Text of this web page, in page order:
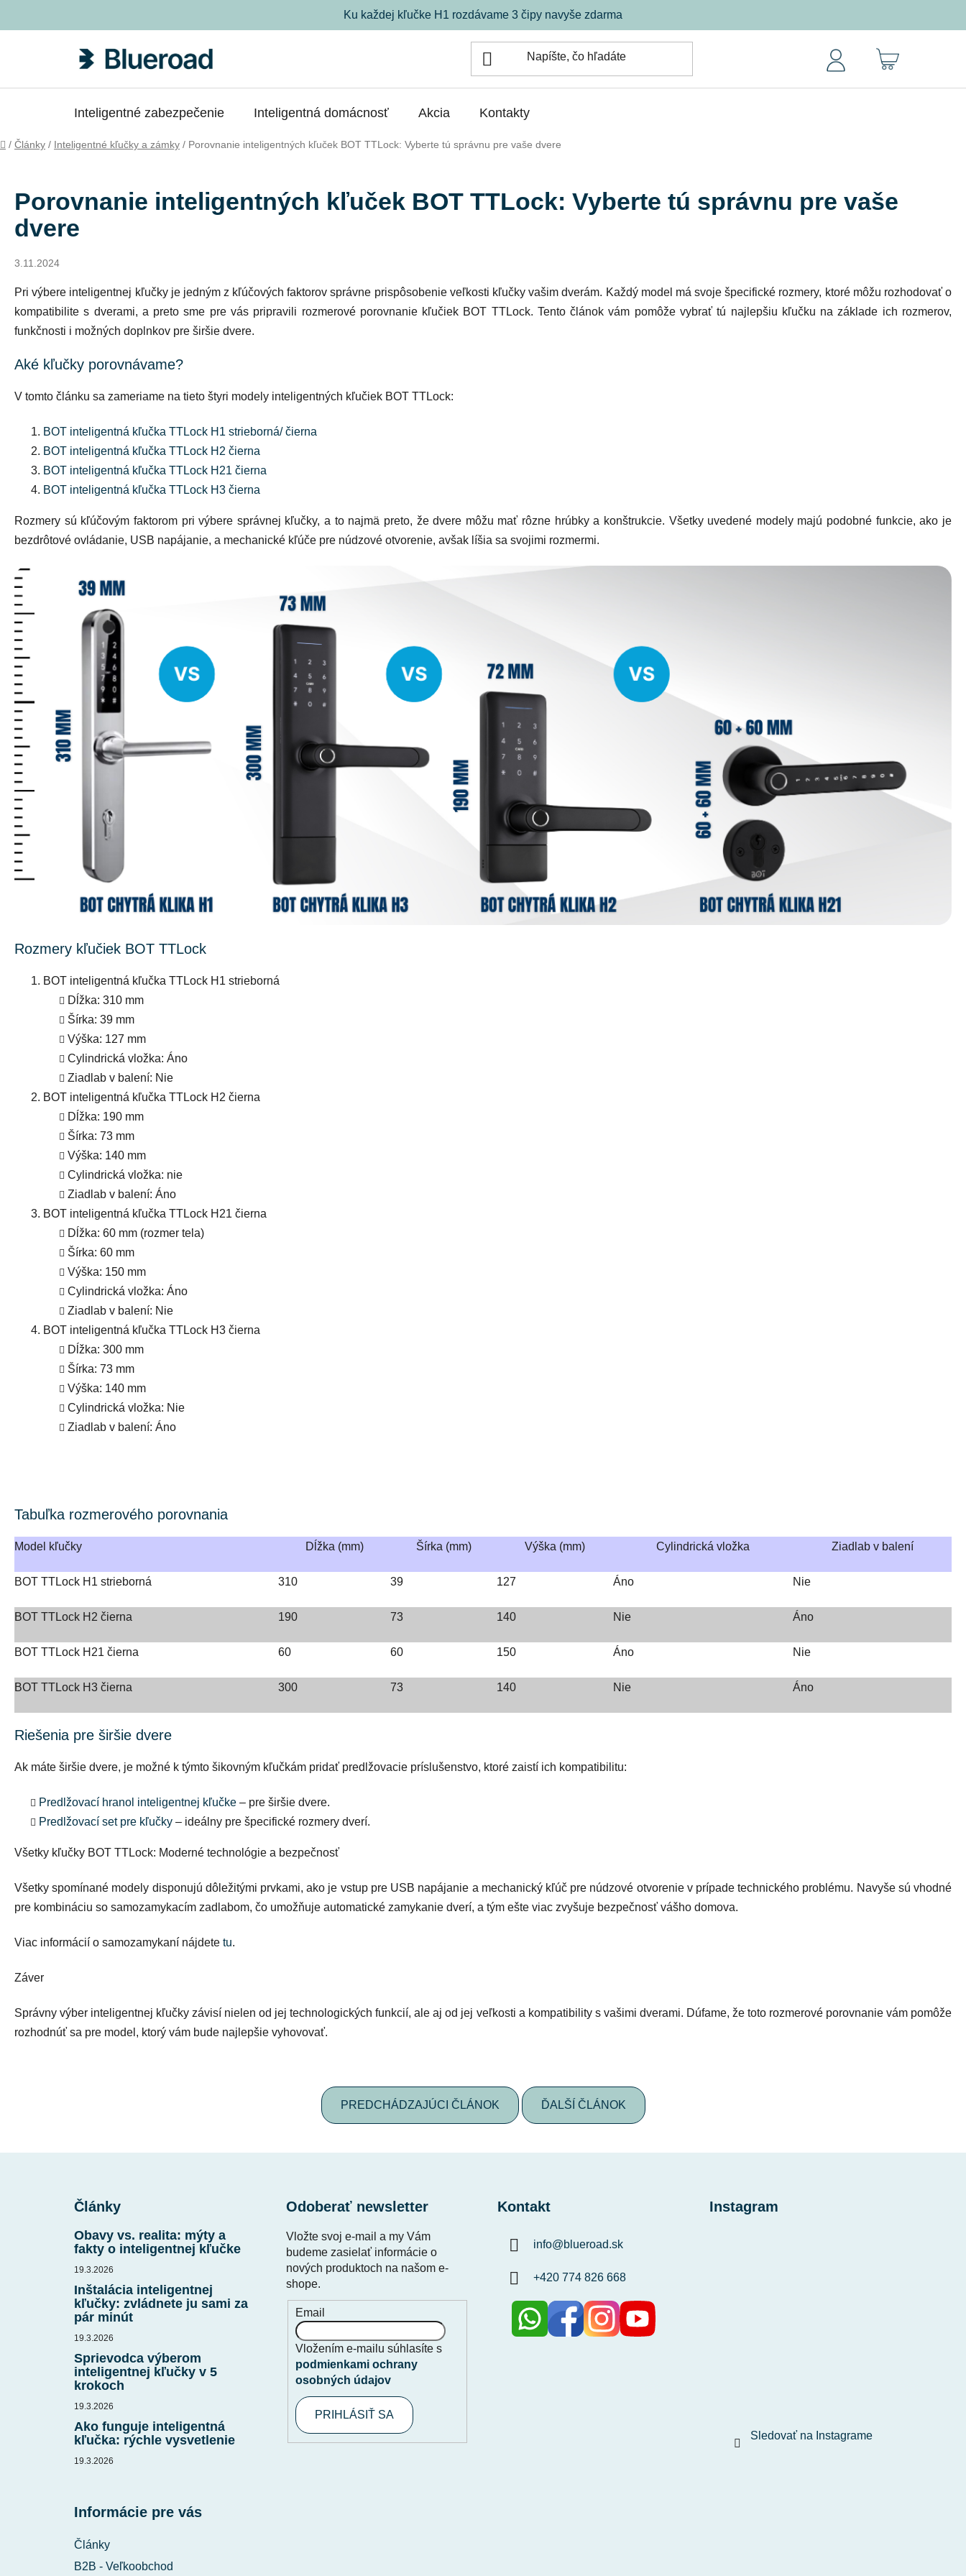
Ku každej kľučke H1 rozdávame 3 čipy navyše zdarma
Inteligentné zabezpečenie Inteligentná domácnosť Akcia Kontakty
Domov
/ Články / Inteligentné kľučky a zámky / Porovnanie inteligentných kľuček BOT TTLock: Vyberte tú správnu pre vaše dvere
Porovnanie inteligentných kľuček BOT TTLock: Vyberte tú správnu pre vaše
dvere
3.11.2024
Pri výbere inteligentnej kľučky je jedným z kľúčových faktorov správne prispôsobenie veľkosti kľučky vašim dverám. Každý model má svoje špecifické rozmery, ktoré môžu rozhodovať o
kompatibilite s dverami, a preto sme pre vás pripravili rozmerové porovnanie kľučiek BOT TTLock. Tento článok vám pomôže vybrať tú najlepšiu kľučku na základe ich rozmerov,
funkčnosti i možných doplnkov pre širšie dvere.
Aké kľučky porovnávame?
V tomto článku sa zameriame na tieto štyri modely inteligentných kľučiek BOT TTLock:
BOT inteligentná kľučka TTLock H1 strieborná/čierna
BOT inteligentná kľučka TTLock H2 čierna
BOT inteligentná kľučka TTLock H21 čierna
BOT inteligentná kľučka TTLock H3 čierna
Rozmery sú kľúčovým faktorom pri výbere správnej kľučky, a to najmä preto, že dvere môžu mať rôzne hrúbky a konštrukcie. Všetky uvedené modely majú podobné funkcie, ako je
bezdrôtové ovládanie, USB napájanie, a mechanické kľúče pre núdzové otvorenie, avšak líšia sa svojimi rozmermi.
Rozmery kľučiek BOT TTLock
BOT inteligentná kľučka TTLock H1 strieborná
Dĺžka: 310 mm
Šírka: 39 mm
Výška: 127 mm
Cylindrická vložka: Áno
Ziadlab v balení: Nie
BOT inteligentná kľučka TTLock H2 čierna
Dĺžka: 190 mm
Šírka: 73 mm
Výška: 140 mm
Cylindrická vložka: nie
Ziadlab v balení: Áno
BOT inteligentná kľučka TTLock H21 čierna
Dĺžka: 60 mm (rozmer tela)
Šírka: 60 mm
Výška: 150 mm
Cylindrická vložka: Áno
Ziadlab v balení: Nie
BOT inteligentná kľučka TTLock H3 čierna
Dĺžka: 300 mm
Šírka: 73 mm
Výška: 140 mm
Cylindrická vložka: Nie
Ziadlab v balení: Áno
Tabuľka rozmerového porovnania
Model kľučky Dĺžka (mm) Šírka (mm) Výška (mm) Cylindrická vložka Ziadlab v balení
BOT TTLock H1 strieborná 310 39 127 Áno Nie
BOT TTLock H2 čierna 190 73 140 Nie Áno
BOT TTLock H21 čierna 60 60 150 Áno Nie
BOT TTLock H3 čierna 300 73 140 Nie Áno
Riešenia pre širšie dvere
Ak máte širšie dvere, je možné k týmto šikovným kľučkám pridať predlžovacie príslušenstvo, ktoré zaistí ich kompatibilitu:
Predlžovací hranol inteligentnej kľučke – pre širšie dvere.
Predlžovací set pre kľučky – ideálny pre špecifické rozmery dverí.
Všetky kľučky BOT TTLock: Moderné technológie a bezpečnosť
Všetky spomínané modely disponujú dôležitými prvkami, ako je vstup pre USB napájanie a mechanický kľúč pre núdzové otvoreniev prípade technického problému. Navyše sú vhodné
pre kombináciu so samozamykacím zadlabom, čo umožňuje automatické zamykanie dverí, a tým ešte viac zvyšuje bezpečnosť vášho domova.
Viac informácií o samozamykaní nájdete tu.
Záver
Správny výber inteligentnej kľučky závisí nielen od jej technologických funkcií, ale aj od jej veľkosti a kompatibility s vašimi dverami. Dúfame, že toto rozmerové porovnanie vám pomôže
rozhodnúť sa pre model, ktorý vám bude najlepšie vyhovovať.
PREDCHÁDZAJÚCI ČLÁNOK ĎALŠÍ ČLÁNOK
Články
Obavy vs. realita: mýty a
fakty o inteligentnej kľučke
19.3.2026
Inštalácia inteligentnej
kľučky: zvládnete ju sami za
pár minút
19.3.2026
Sprievodca výberom
inteligentnej kľučky v 5
krokoch
19.3.2026
Ako funguje inteligentná
kľučka: rýchle vysvetlenie
19.3.2026
Odoberať newsletter
Vložte svoj e-mail a my Vám
budeme zasielať informácie o
nových produktoch na našom e-
shope.
Email
Vložením e-mailu súhlasíte s
podmienkami ochrany
osobných údajov
PRIHLÁSIŤ SA
Kontakt
info@blueroad.sk
+420 774 826 668
Instagram
Sledovať na Instagrame
Informácie pre vás
Články
B2B - Veľkoobchod